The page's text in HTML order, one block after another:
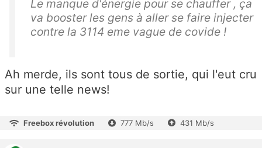
Le manque d'énergie pour se chauffer , ça
va booster les gens à aller se faire injecter
contre la 3114 eme vague de covide !
Ah merde, ils sont tous de sortie, qui l'eut cru
sur une telle news!
Freebox révolution 777 Mb/s 431 Mb/s